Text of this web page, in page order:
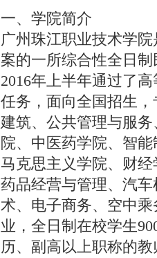
一、学院简介
广州珠江职业技术学
案的一所综合性全日
2016年上半年通过了
任务，面向全国招生
建筑、公共管理与服
院、中医药学院、智
马克思主义学院、财
药品经营与管理、汽
术、电子商务、空中
业，全日制在校学生
历、副高以上职称的